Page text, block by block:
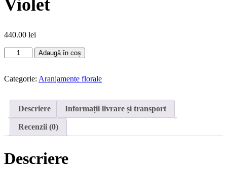
Violet
440.00 lei
Cantitate
Aranjament
Violet
Adaugă în coș
Categorie: Aranjamente florale
Descriere Informații livrare și transport
Recenzii (0)
Descriere